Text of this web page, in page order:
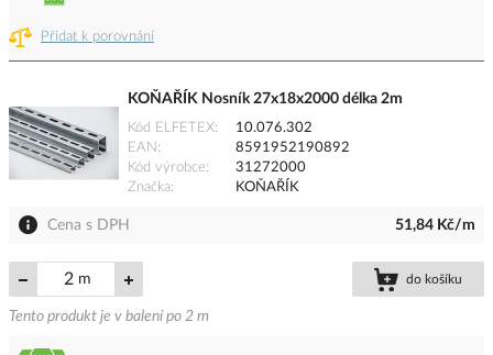
Přidat k porovnání
KOŇAŘÍK Nosník 27x18x2000 délka 2m
Kód ELFETEX
10.076.302
EAN
8591952190892
Kód výrobce
31272000
Značka
KOŇAŘÍK
Cena s DPH 51,84 Kč/m
m do košíku
Tento produkt je v balení po 2 m